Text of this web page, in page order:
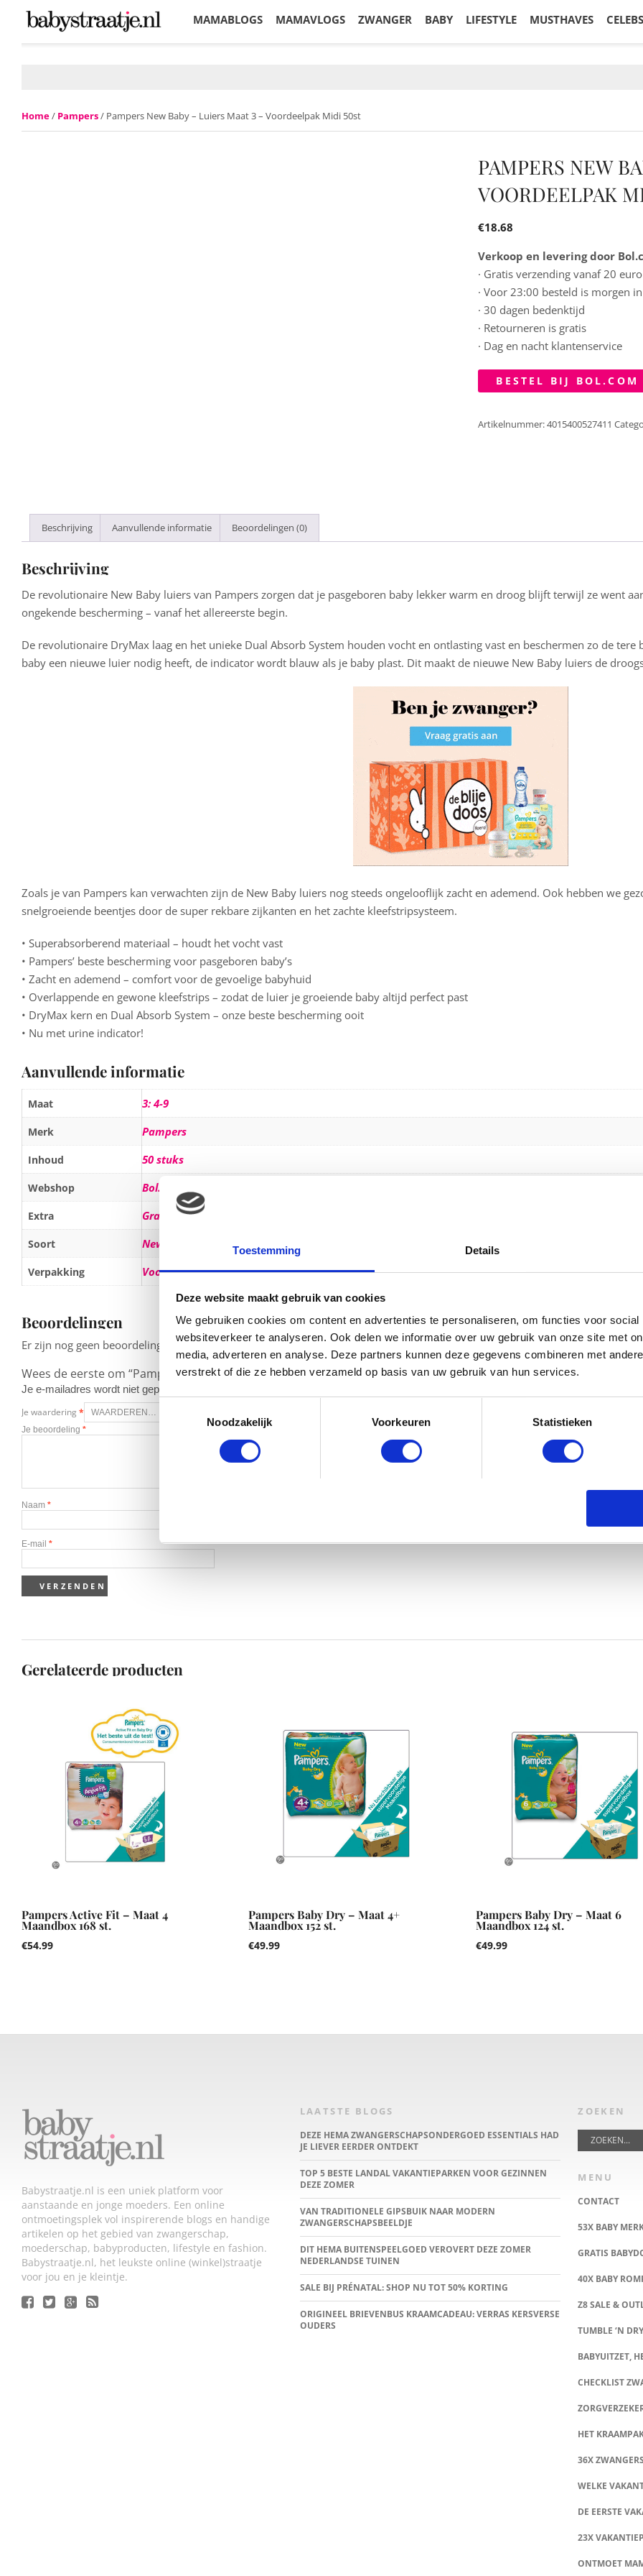
Toestemming Details
Deze website maakt gebruik van cookies
We gebruiken cookies om content en advertenties te personaliseren, om functies voor
websiteverkeer te analyseren. Ook delen we informatie over uw gebruik van onze site met
media, adverteren en analyse. Deze partners kunnen deze gegevens combineren met
verstrekt of die ze hebben verzameld op basis van uw gebruik van hun services.
Toestemmingsselectie
Noodzakelijk
Voorkeuren Statistieken
MAMABLOGS MAMAVLOGS ZWANGER BABY LIFESTYLE MUSTHAVES CELEBS
Home/ Pampers/ Pampers New Baby – Luiers Maat 3 – Voordeelpak Midi 50st
PAMPERS NEW
VOORDEELPAK
€18.68
Verkoop en levering door
· Gratis verzending vanaf 20 euro
· Voor 23:00 besteld is morgen
· 30 dagen bedenktijd
· Retourneren is gratis
· Dag en nacht klantenservice
BESTEL BIJ BOL.COM
Artikelnummer:4015400527411
Beschrijving Aanvullende informatie Beoordelingen (0)
Beschrijving
De revolutionaire New Baby luiers van Pampers zorgen dat je pasgeboren baby lekker warm en droog blijft terwijl ze went
ongekende bescherming – vanaf het allereerste begin.
De revolutionaire DryMax laag en het unieke Dual Absorb System houden vocht en ontlasting vast en beschermen zo de
baby een nieuwe luier nodig heeft, de indicator wordt blauw als je baby plast. Dit maakt de nieuwe New Baby luiers de
Zoals je van Pampers kan verwachten zijn de New Baby luiers nog steeds ongelooflijk zacht en ademend. Ook hebben we
snelgroeiende beentjes door de super rekbare zijkanten en het zachte kleefstripsysteem.
• Superabsorberend materiaal – houdt het vocht vast
• Pampers’ beste bescherming voor pasgeboren baby’s
• Zacht en ademend – comfort voor de gevoelige babyhuid
• Overlappende en gewone kleefstrips – zodat de luier je groeiende baby altijd perfect past
• DryMax kern en Dual Absorb System – onze beste bescherming ooit
• Nu met urine indicator!
Aanvullende informatie
Maat 3: 4-9
Merk Pampers
Inhoud 50 stuks
Webshop Bol.com
Extra Gratis verzending vanaf € 20,-
Soort New Baby
Verpakking Voordeelpak
Beoordelingen
Er zijn nog geen beoordelingen.
Wees de eerste om “Pampers New Baby – Luiers Maat 3 – Voordeelpak Midi 50st” te beoordelen
Je e-mailadres wordt niet gepubliceerd.
Je waardering *
Je beoordeling *
Naam *
E-mail *
Gerelateerde producten
Pampers Active Fit – Maat 4
Maandbox 168 st.
€54.99
Pampers Baby Dry – Maat 4+
Maandbox 152 st.
€49.99
Pampers Baby Dry – Maat 6
Maandbox 124 st.
€49.99
Babystraatje.nl is een uniek platform voor
aanstaande en jonge moeders. Een online
ontmoetingsplek vol inspirerende blogs en handige
artikelen op het gebied van zwangerschap,
moederschap, babyproducten, lifestyle en fashion.
Babystraatje.nl, het leukste online (winkel)straatje
voor jou en je kleintje.
LAATSTE BLOGS
DEZE HEMA ZWANGERSCHAPSONDERGOED ESSENTIALS HAD
JE LIEVER EERDER ONTDEKT
TOP 5 BESTE LANDAL VAKANTIEPARKEN VOOR GEZINNEN
DEZE ZOMER
VAN TRADITIONELE GIPSBUIK NAAR MODERN
ZWANGERSCHAPSBEELDJE
DIT HEMA BUITENSPEELGOED VEROVERT DEZE ZOMER
NEDERLANDSE TUINEN
SALE BIJ PRÉNATAL: SHOP NU TOT 50% KORTING
ORIGINEEL BRIEVENBUS KRAAMCADEAU: VERRAS KERSVERSE
OUDERS
ZOEKEN
MENU
CONTACT
53X BABY
GRATIS
40X BABY
Z8 SALE &
TUMBLE ‘N
BABYUITZET,
CHECKLIST
HET
36X
WELKE
DE EERSTE
23X
ONTMOET